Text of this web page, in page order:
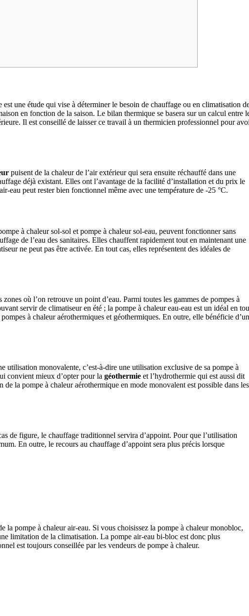
une étude qui vise à déterminer le besoin de chauffage ou en climatisation
en fonction de la saison. Le bilan thermique se basera sur un calcul entre
Il est conseillé de laisser ce travail à un thermicien professionnel pour
puisent de la chaleur de l’air extérieur qui sera ensuite réchauffé dans une
déjà existant. Elles ont l’avantage de la facilité d’installation et du prix le
eau peut rester bien fonctionnel même avec une température de -25 °C.
à chaleur sol-sol et pompe à chaleur sol-eau, peuvent fonctionner sans
de l’eau des sanitaires. Elles chauffent rapidement tout en maintenant une
ne peut pas être activée. En tout cas, elles représentent des idéales de
où l’on retrouve un point d’eau. Parmi toutes les gammes de pompes à
servir de climatiseur en été ; la pompe à chaleur eau-eau est un idéal en
à chaleur aérothermiques et géothermiques. En outre, elle bénéficie d’un
utilisation monovalente, c’est-à-dire une utilisation exclusive de sa pompe à
convient mieux d’opter pour la géothermie et l’hydrothermie qui est aussi dit
la pompe à chaleur aérothermique en mode monovalent est possible dans les
de figure, le chauffage traditionnel servira d’appoint. Pour que l’utilisation
En outre, le recours au chauffage d’appoint sera plus précis lorsque
pompe à chaleur air-eau. Si vous choisissez la pompe à chaleur monobloc,
limitation de la climatisation. La pompe air-eau bi-bloc est donc plus
est toujours conseillée par les vendeurs de pompe à chaleur.